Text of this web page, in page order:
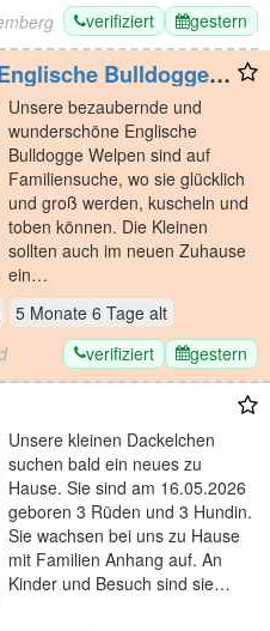
verifiziert gestern
Bulldogge
Unsere bezaubernde und
wunderschöne Englische
Bulldogge Welpen sind auf
Familiensuche, wo sie glücklich
und groß werden, kuscheln und
toben können. Die Kleinen
sollten auch im neuen Zuhause
ein…
5 Monate 6 Tage alt
verifiziert gestern
Unsere kleinen Dackelchen
suchen bald ein neues zu
Hause. Sie sind am 16.05.2026
geboren 3 Rüden und 3 Hundin.
Sie wachsen bei uns zu Hause
mit Familien Anhang auf. An
Kinder und Besuch sind sie…